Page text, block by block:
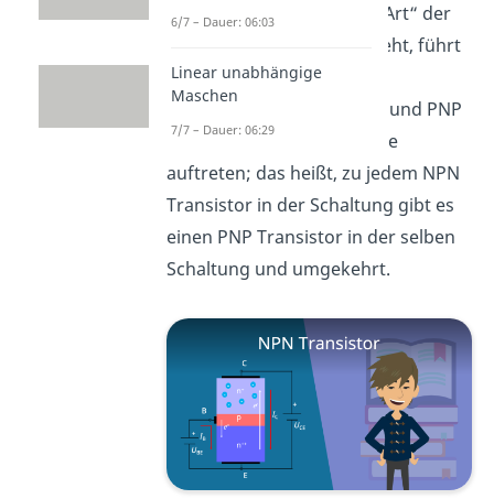
Funktionsweise, was der „Art“ der
freien Ladungsträger angeht, führt
auch dazu, dass es viele
Schaltungen gibt, wo NPN und PNP
Transistoren nur paarweise
auftreten; das heißt, zu jedem NPN
Transistor in der Schaltung gibt es
einen PNP Transistor in der selben
Schaltung und umgekehrt.
6/7 – Dauer: 06:03
Linear unabhängige
Maschen
7/7 – Dauer: 06:29